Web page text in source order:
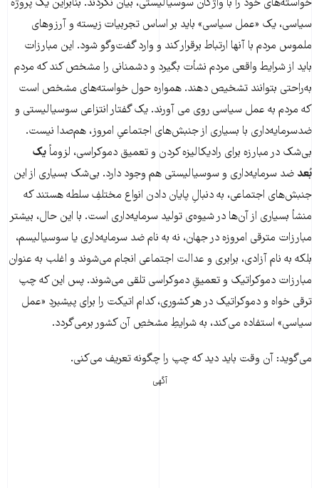
خواسته‌های خود را با واژگان سوسیالیستی، بیان نکردند. بنابراین یک پروژه
سیاسی، یک «عمل سیاسی» باید بر اساس تجربیات زیسته و آرزوهای
ملموس مردم با آنها ارتباط برقرار کند و وارد گفت‌وگو شود. این مبارزات
باید از شرایط واقعی مردم نشأت بگیرد و دشمنانی را مشخص کند که مردم
به‌راحتی بتوانند تشخیص دهند. همواره حول خواسته‌های مشخص است
که مردم به عمل سیاسی روی می آورند. یک گفتار انتزاعی سوسیالیستی و
ضدسرمایه‌داری با بسیاری از جنبش‌های اجتماعیِ امروز، هم‌صدا نیست.
بی‌شک در مبارزه برای رادیکالیزه کردن و تعمیق دموکراسی، لزوماً یک
بُعد ضد سرمایه‌داری و سوسیالیستی هم وجود دارد. بی‌شک بسیاری از این
جنبش‌های اجتماعی، به دنبالِ پایان دادن انواع مختلفِ سلطه هستند که
منشأ بسیاری از آن‌ها در شیوه‌ی تولید سرمایه‌داری است. با این حال، بیشتر
مبارزات مترقی امروزه در جهان، نه به نام ضد سرمایه‌داری یا سوسیالیسم،
بلکه به نام آزادی، برابری و عدالت اجتماعی انجام می‌شوند و اغلب به عنوان
مبارزات دموکراتیک و تعمیقِ دموکراسی تلقی می‌شوند. پس این که چپ
ترقی خواه و دموکراتیک در هر کشوری، کدام اتیکت را برای پیشبردِ «عمل
سیاسی» استفاده می‌کند، به شرایطِ مشخصِ آن کشور بر‌می‌گردد.
می‌گوید: آن وقت باید دید که چپ را چگونه تعریف می‌کنی.
آگهی